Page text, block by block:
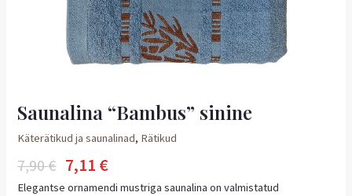
Saunalina “Bambus” sinine
Käterätikud ja saunalinad, Rätikud
7,90€ 7,11 €
Elegantse ornamendi mustriga saunalina on valmistatud